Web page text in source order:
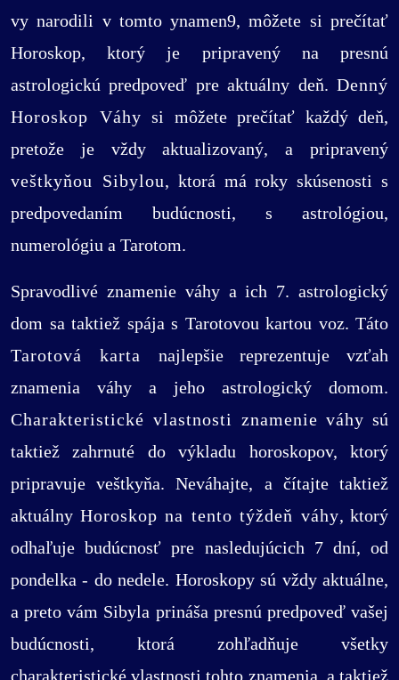
vy narodili v tomto ynamen9, môžete si prečítať
Horoskop, ktorý je pripravený na presnú
astrologickú predpoveď pre aktuálny deň. Denný
Horoskop Váhy si môžete prečítať každý deň,
pretože je vždy aktualizovaný, a pripravený
veštkyňou Sibylou, ktorá má roky skúsenosti s
predpovedaním budúcnosti, s astrológiou,
numerológiu a Tarotom.
Spravodlivé znamenie váhy a ich 7. astrologický
dom sa taktiež spája s Tarotovou kartou voz. Táto
Tarotová karta najlepšie reprezentuje vzťah
znamenia váhy a jeho astrologický domom.
Charakteristické vlastnosti znamenie váhy sú
taktiež zahrnuté do výkladu horoskopov, ktorý
pripravuje veštkyňa. Neváhajte, a čítajte taktiež
aktuálny Horoskop na tento týždeň váhy, ktorý
odhaľuje budúcnosť pre nasledujúcich 7 dní, od
pondelka - do nedele. Horoskopy sú vždy aktuálne,
a preto vám Sibyla prináša presnú predpoveď vašej
budúcnosti, ktorá zohľadňuje všetky
charakteristické vlastnosti tohto znamenia, a taktiež